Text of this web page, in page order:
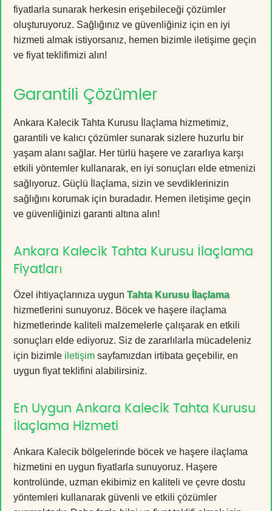
fiyatlarla sunarak herkesin erişebileceği çözümler
oluşturuyoruz. Sağlığınız ve güvenliğiniz için en iyi
hizmeti almak istiyorsanız, hemen bizimle iletişime geçin
ve fiyat teklifimizi alın!
Garantili Çözümler
Ankara Kalecik Tahta Kurusu İlaçlama hizmetimiz,
garantili ve kalıcı çözümler sunarak sizlere huzurlu bir
yaşam alanı sağlar. Her türlü haşere ve zararlıya karşı
etkili yöntemler kullanarak, en iyi sonuçları elde etmenizi
sağlıyoruz. Güçlü İlaçlama, sizin ve sevdiklerinizin
sağlığını korumak için buradadır. Hemen iletişime geçin
ve güvenliğinizi garanti altına alın!
Ankara Kalecik Tahta Kurusu İlaçlama
Fiyatları
Özel ihtiyaçlarınıza uygun Tahta Kurusu İlaçlama
hizmetlerini sunuyoruz. Böcek ve haşere ilaçlama
hizmetlerinde kaliteli malzemelerle çalışarak en etkili
sonuçları elde ediyoruz. Siz de zararlılarla mücadeleniz
için bizimle iletişim sayfamızdan irtibata geçebilir, en
uygun fiyat teklifini alabilirsiniz.
En Uygun Ankara Kalecik Tahta Kurusu
İlaçlama Hizmeti
Ankara Kalecik bölgelerinde böcek ve haşere ilaçlama
hizmetini en uygun fiyatlarla sunuyoruz. Haşere
kontrolünde, uzman ekibimiz en kaliteli ve çevre dostu
yöntemleri kullanarak güvenli ve etkili çözümler